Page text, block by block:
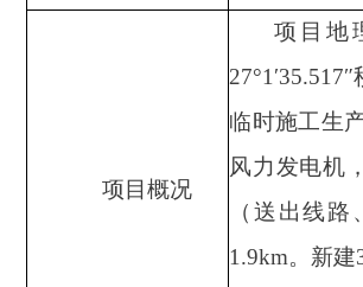
项目概况
项目地
临时施工生
风力发电机
（送出线
1.9km。新